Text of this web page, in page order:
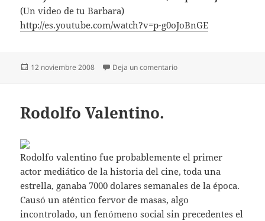
(Un video de tu Barbara)
http://es.youtube.com/watch?v=p-g0oJoBnGE
Publicado
12 noviembre 2008 Deja un comentarioen Felicidades Lalá.
Rodolfo Valentino.
Rodolfo valentino fue probablemente el primer
actor mediático de la historia del cine, toda una
estrella, ganaba 7000 dolares semanales de la época.
Causó un aténtico fervor de masas, algo
incontrolado, un fenómeno social sin precedentes el